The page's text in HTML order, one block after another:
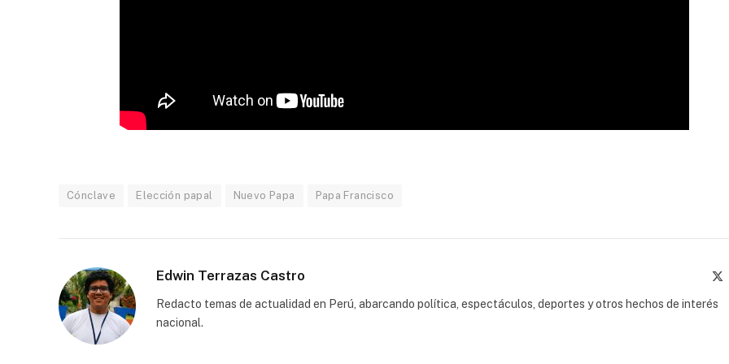
Cónclave Elección papal Nuevo Papa Papa Francisco
Edwin Terrazas Castro
Redacto temas de actualidad en Perú, abarcando política, espectáculos, deportes y otros hechos de interés
nacional.